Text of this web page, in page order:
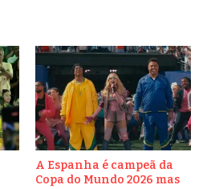
A Espanha é campeã da
Copa do Mundo 2026 mas